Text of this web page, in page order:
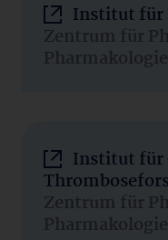
Institut für
Zentrum für
Pharmakologie
Institut für
Zentrum für
Pharmakologie